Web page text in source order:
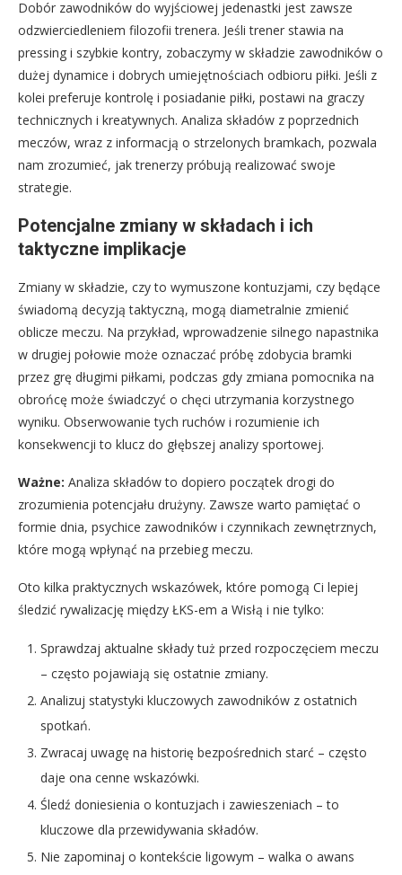
Dobór zawodników do wyjściowej jedenastki jest zawsze
odzwierciedleniem filozofii trenera. Jeśli trener stawia na
pressing i szybkie kontry, zobaczymy w składzie zawodników o
dużej dynamice i dobrych umiejętnościach odbioru piłki. Jeśli z
kolei preferuje kontrolę i posiadanie piłki, postawi na graczy
technicznych i kreatywnych. Analiza składów z poprzednich
meczów, wraz z informacją o strzelonych bramkach, pozwala
nam zrozumieć, jak trenerzy próbują realizować swoje
strategie.
Potencjalne zmiany w składach i ich
taktyczne implikacje
Zmiany w składzie, czy to wymuszone kontuzjami, czy będące
świadomą decyzją taktyczną, mogą diametralnie zmienić
oblicze meczu. Na przykład, wprowadzenie silnego napastnika
w drugiej połowie może oznaczać próbę zdobycia bramki
przez grę długimi piłkami, podczas gdy zmiana pomocnika na
obrońcę może świadczyć o chęci utrzymania korzystnego
wyniku. Obserwowanie tych ruchów i rozumienie ich
konsekwencji to klucz do głębszej analizy sportowej.
Ważne: Analiza składów to dopiero początek drogi do
zrozumienia potencjału drużyny. Zawsze warto pamiętać o
formie dnia, psychice zawodników i czynnikach zewnętrznych,
które mogą wpłynąć na przebieg meczu.
Oto kilka praktycznych wskazówek, które pomogą Ci lepiej
śledzić rywalizację między ŁKS-em a Wisłą i nie tylko:
Sprawdzaj aktualne składy tuż przed rozpoczęciem meczu
– często pojawiają się ostatnie zmiany.
Analizuj statystyki kluczowych zawodników z ostatnich
spotkań.
Zwracaj uwagę na historię bezpośrednich starć – często
daje ona cenne wskazówki.
Śledź doniesienia o kontuzjach i zawieszeniach – to
kluczowe dla przewidywania składów.
Nie zapominaj o kontekście ligowym – walka o awans